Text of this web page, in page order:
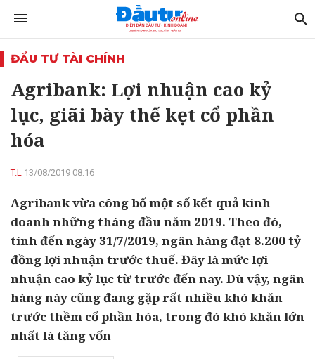
ĐẦU TƯ TÀI CHÍNH
Agribank: Lợi nhuận cao kỷ
lục, giãi bày thế kẹt cổ phần
hóa
T.L 13/08/2019 08:16
Agribank vừa công bố một số kết quả kinh
doanh những tháng đầu năm 2019. Theo đó,
tính đến ngày 31/7/2019, ngân hàng đạt 8.200 tỷ
đồng lợi nhuận trước thuế. Đây là mức lợi
nhuận cao kỷ lục từ trước đến nay. Dù vậy, ngân
hàng này cũng đang gặp rất nhiều khó khăn
trước thềm cổ phần hóa, trong đó khó khăn lớn
nhất là tăng vốn